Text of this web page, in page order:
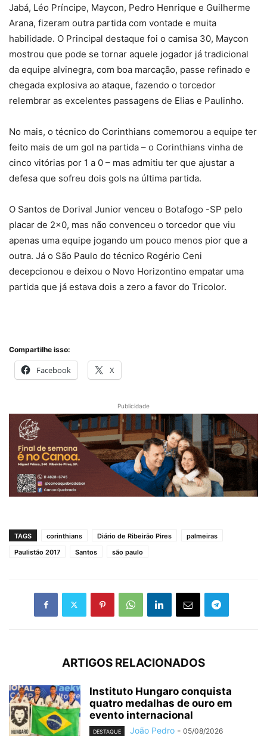
Jabá, Léo Príncipe, Maycon, Pedro Henrique e Guilherme
Arana, fizeram outra partida com vontade e muita
habilidade. O Principal destaque foi o camisa 30, Maycon
mostrou que pode se tornar aquele jogador já tradicional
da equipe alvinegra, com boa marcação, passe refinado e
chegada explosiva ao ataque, fazendo o torcedor
relembrar as excelentes passagens de Elias e Paulinho.
No mais, o técnico do Corinthians comemorou a equipe ter
feito mais de um gol na partida – o Corinthians vinha de
cinco vitórias por 1 a 0 – mas admitiu ter que ajustar a
defesa que sofreu dois gols na última partida.
O Santos de Dorival Junior venceu o Botafogo -SP pelo
placar de 2×0, mas não convenceu o torcedor que viu
apenas uma equipe jogando um pouco menos pior que a
outra. Já o São Paulo do técnico Rogério Ceni
decepcionou e deixou o Novo Horizontino empatar uma
partida que já estava dois a zero a favor do Tricolor.
Compartilhe isso:
Facebook X
Publicidade
TAGS corinthians Diário de Ribeirão Pires
palmeiras
Paulistão 2017
Santos são paulo
ARTIGOS RELACIONADOS
Instituto Hungaro conquista
quatro medalhas de ouro em
evento internacional
DESTAQUE João Pedro - 05/08/2026